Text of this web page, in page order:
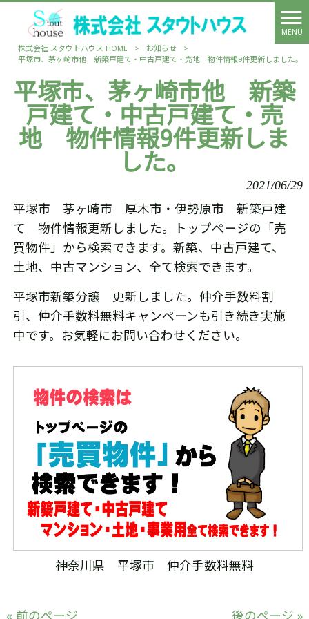
MENU
株式会社 スタウトハウス HOME
> お知らせ
>
平塚市、茅ヶ崎市他 新築戸建て・中古戸建て・売地 物件情報9件更新しました。
平塚市、茅ヶ崎市他 新築
戸建て・中古戸建て・売
地 物件情報9件更新しま
した。
2021/06/29
平塚市 茅ヶ崎市 厚木市・伊勢原市 新築戸建
て 物件情報更新しました。トップページの「売
買物件」から検索できます。新築、中古戸建て、
土地、中古マンション、全て検索できます。
平塚市新築分譲 更新しました。仲介手数料割
引、仲介手数料無料キャンペーンも引き続き実施
中です。お気軽にお問い合わせください。
神奈川県 平塚市 仲介手数料無料